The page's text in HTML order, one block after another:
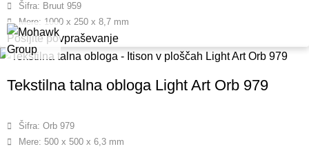
Šifra: Bruut 959
Mere: 1000 x 250 x 8,7 mm
Pošljite povpraševanje
Tekstilna talna obloga Light Art Orb 979
Šifra: Orb 979
Mere: 500 x 500 x 6,3 mm